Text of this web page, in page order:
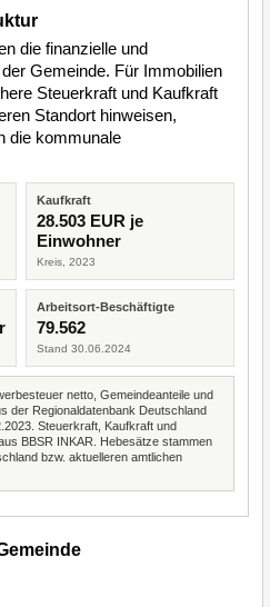
die finanzielle und
Gemeinde. Für Immobilien
Steuerkraft und Kaufkraft
Standort hinweisen,
die kommunale
Kaufkraft
28.503 EUR je
Einwohner
Kreis, 2023
Arbeitsort-Beschäftigte
79.562
Stand 30.06.2024
netto, Gemeindeanteile und
der Regionaldatenbank Deutschland
Steuerkraft, Kaufkraft und
BBSR INKAR. Hebesätze stammen
bzw. aktuelleren amtlichen